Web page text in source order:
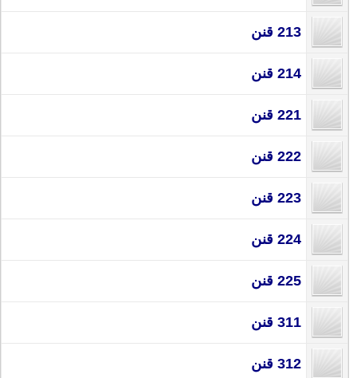
213 قنن
214 قنن
221 قنن
222 قنن
223 قنن
224 قنن
225 قنن
311 قنن
312 قنن